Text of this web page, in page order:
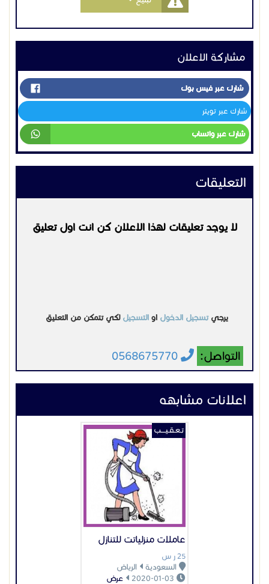
مشاركة الاعلان
شارك عبر فيس بوك
شارك عبر تويتر
شارك عبر واتساب
التعليقات
لا يوجد تعليقات لهذا الاعلان كن انت اول تعليق
يرجيتسجيل الدخول او التسجيل لكي تتمكن من التعليق
التواصل: 0568675770
اعلانات مشابهه
عاملات منزلياتت للتنازل
25 ر س
السعودية
الرياض
عرض
تـعـقـيــــب